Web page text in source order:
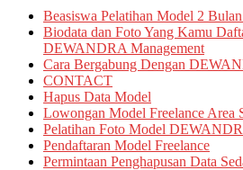
Beasiswa Pelatihan Model 2
Biodata dan Foto Yang Kamu
DEWANDRA Management
Cara Bergabung Dengan
CONTACT
Hapus Data Model
Lowongan Model Freelance Area
Pelatihan Foto Model
Pendaftaran Model Freelance
Permintaan Penghapusan Data